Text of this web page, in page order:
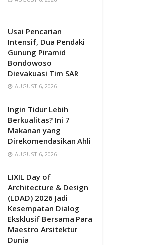
Usai Pencarian
Intensif, Dua Pendaki
Gunung Piramid
Bondowoso
Dievakuasi Tim SAR
AUGUST 6, 2026
Ingin Tidur Lebih
Berkualitas? Ini 7
Makanan yang
Direkomendasikan Ahli
AUGUST 6, 2026
LIXIL Day of
Architecture & Design
(LDAD) 2026 Jadi
Kesempatan Dialog
Eksklusif Bersama Para
Maestro Arsitektur
Dunia